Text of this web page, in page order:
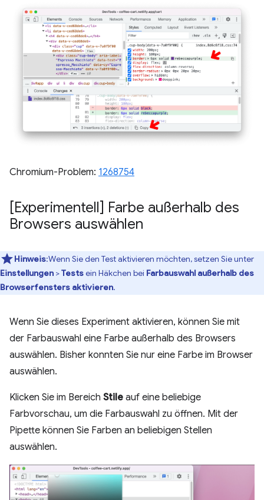
Chromium-Problem: 1268754
[Experimentell] Farbe außerhalb des
Browsers auswählen
Hinweis:Wenn Sie den Test aktivieren möchten, setzen Sie unter
Einstellungen >Testsein Häkchen bei Farbauswahl außerhalb des
Browserfensters aktivieren.
Wenn Sie dieses Experiment aktivieren, können Sie mit
der Farbauswahl eine Farbe außerhalb des Browsers
auswählen. Bisher konnten Sie nur eine Farbe im Browser
auswählen.
Klicken Sie im Bereich Stile auf eine beliebige
Farbvorschau, um die Farbauswahl zu öffnen. Mit der
Pipette können Sie Farben an beliebigen Stellen
auswählen.